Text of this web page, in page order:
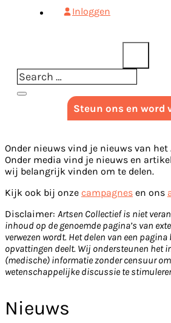
Inloggen
Steun ons en word
Onder nieuws vind je nieuws van het
Onder media vind je nieuws en
wij belangrijk vinden om te delen.
Kijk ook bij onze campagnes en ons
Disclaimer: Artsen Collectief is niet
inhoud op de genoemde pagina’s van
verwezen wordt. Het delen van een
opvattingen deelt. Wij ondersteunen het
(medische) informatie zonder censuur
wetenschappelijke discussie te
Nieuws